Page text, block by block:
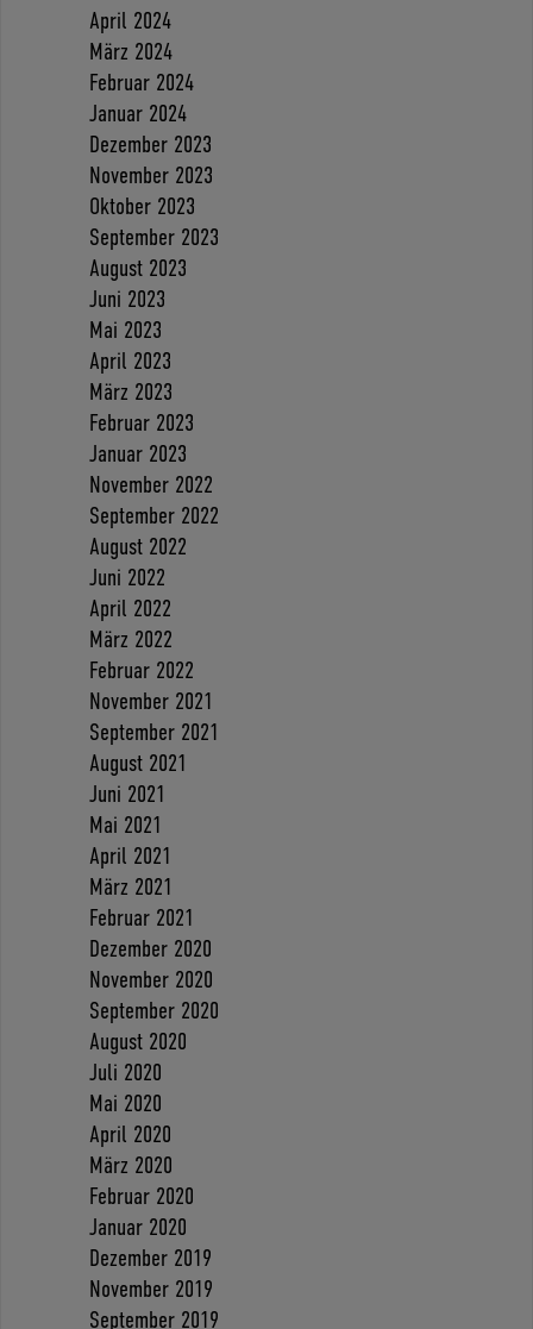
April 2024
März 2024
Februar 2024
Januar 2024
Dezember 2023
November 2023
Oktober 2023
September 2023
August 2023
Juni 2023
Mai 2023
April 2023
März 2023
Februar 2023
Januar 2023
November 2022
September 2022
August 2022
Juni 2022
April 2022
März 2022
Februar 2022
November 2021
September 2021
August 2021
Juni 2021
Mai 2021
April 2021
März 2021
Februar 2021
Dezember 2020
November 2020
September 2020
August 2020
Juli 2020
Mai 2020
April 2020
März 2020
Februar 2020
Januar 2020
Dezember 2019
November 2019
September 2019